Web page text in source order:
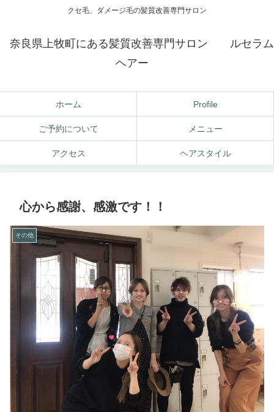
クセ毛、ダメージ毛の髪質改善専門サロン
奈良県上牧町にある髪質改善専門サロン ルセラム
ヘアー
ホーム Profile
ご予約について メニュー
アクセス ヘアスタイル
心から感謝、感激です！！
その他